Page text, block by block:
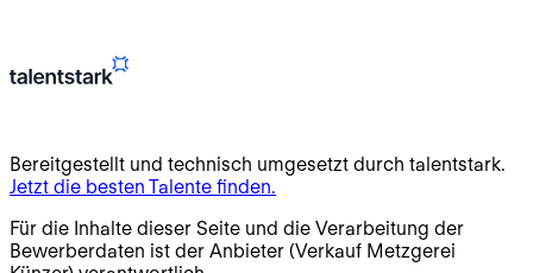
Bereitgestellt und technisch umgesetzt durch talentstark.
Jetzt die besten Talente finden.
Für die Inhalte dieser Seite und die Verarbeitung der
Bewerberdaten ist der Anbieter (Verkauf Metzgerei